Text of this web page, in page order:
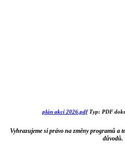
plán akcí 2026.pdfTyp: PDF
Vyhrazujeme si právo na změny programů a
důvodů.